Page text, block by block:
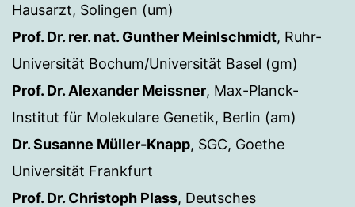
Hausarzt, Solingen (um)
Prof. Dr. rer. nat. Gunther Meinlschmidt, Ruhr-
Universität Bochum/Universität Basel (gm)
Prof. Dr. Alexander Meissner, Max-Planck-
Institut für Molekulare Genetik, Berlin (am)
Dr. Susanne Müller-Knapp, SGC, Goethe
Universität Frankfurt
Prof. Dr. Christoph Plass, Deutsches